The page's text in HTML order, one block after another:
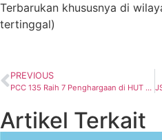
Terbarukan khususnya di
tertinggal)
PREVIOUS
PCC 135 Raih 7 Penghargaan di HUT ke-63 Pertamina
Artikel Terkait